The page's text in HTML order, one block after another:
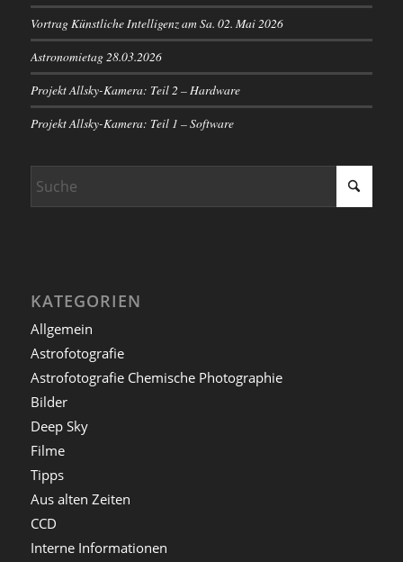
Vortrag Künstliche Intelligenz am Sa. 02. Mai 2026
Astronomietag 28.03.2026
Projekt Allsky-Kamera: Teil 2 – Hardware
Projekt Allsky-Kamera: Teil 1 – Software
KATEGORIEN
Allgemein
Astrofotografie
Astrofotografie Chemische Photographie
Bilder
Deep Sky
Filme
Tipps
Aus alten Zeiten
CCD
Interne Informationen